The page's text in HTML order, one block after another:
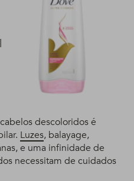
descoloridos é
Luzes, balayage,
e uma infinidade de
necessitam de cuidados